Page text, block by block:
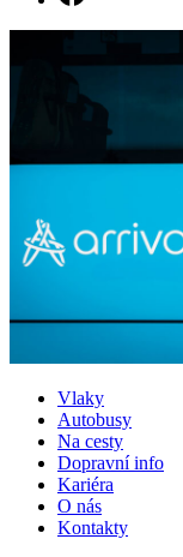
Vlaky
Autobusy
Na cesty
Dopravní info
Kariéra
O nás
Kontakty